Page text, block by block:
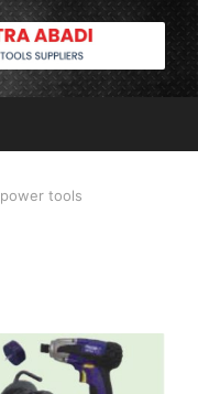
power tools